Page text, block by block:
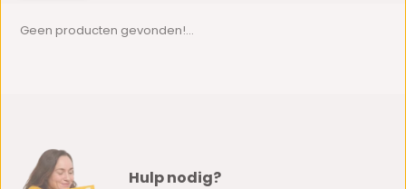
Geen producten gevonden!...
Hulp nodig?